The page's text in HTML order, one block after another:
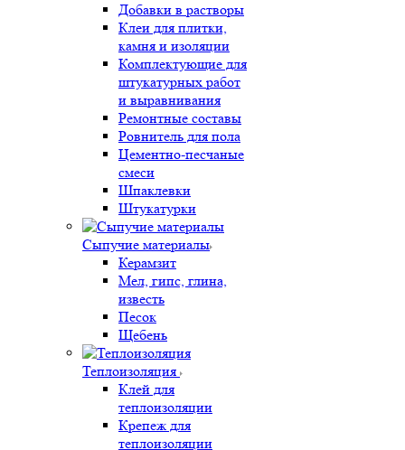
Добавки в растворы
Клеи для плитки,
камня и изоляции
Комплектующие для
штукатурных работ
и выравнивания
Ремонтные составы
Ровнитель для пола
Цементно-песчаные
смеси
Шпаклевки
Штукатурки
Сыпучие материалы
Керамзит
Мел, гипс, глина,
известь
Песок
Щебень
Теплоизоляция
Клей для
теплоизоляции
Крепеж для
теплоизоляции